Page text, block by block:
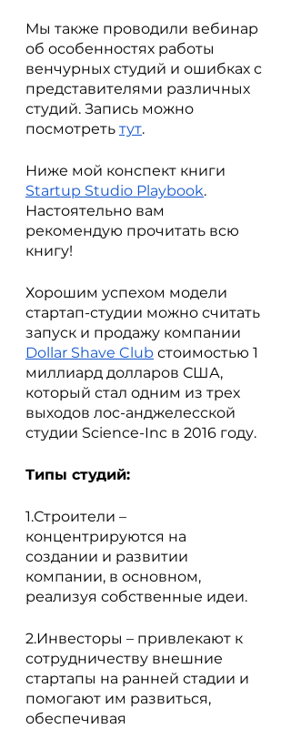
Мы также проводили вебинар
об особенностях работы
венчурных студий и ошибках с
представителями различных
студий. Запись можно
посмотреть тут.
Ниже мой конспект книги
Startup Studio Playbook.
Настоятельно вам
рекомендую прочитать всю
книгу!
Хорошим успехом модели
стартап-студии можно считать
запуск и продажу компании
Dollar Shave Club стоимостью 1
миллиард долларов США,
который стал одним из трех
выходов лос-анджелесской
студии Science-Inc в 2016 году.
Типы студий:
1.Строители –
концентрируются на
создании и развитии
компании, в основном,
реализуя собственные идеи.
2.Инвесторы – привлекают к
сотрудничеству внешние
стартапы на ранней стадии и
помогают им развиться,
обеспечивая